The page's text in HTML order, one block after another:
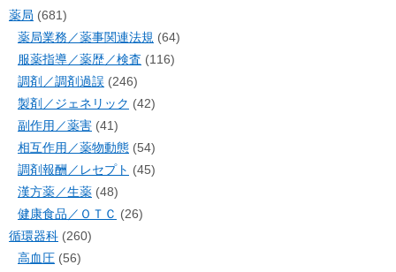
薬局 (681)
薬局業務／薬事関連法規 (64)
服薬指導／薬歴／検査 (116)
調剤／調剤過誤 (246)
製剤／ジェネリック (42)
副作用／薬害 (41)
相互作用／薬物動態 (54)
調剤報酬／レセプト (45)
漢方薬／生薬 (48)
健康食品／ＯＴＣ (26)
循環器科 (260)
高血圧 (56)